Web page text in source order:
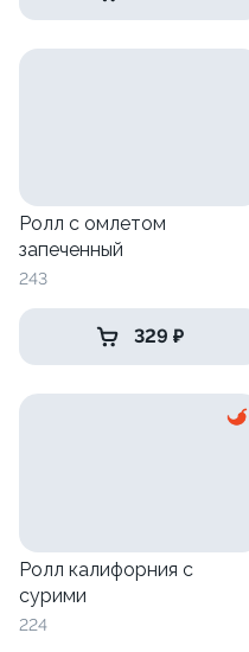
Ролл с омлетом
запеченный
243
329 ₽
Ролл калифорния с
сурими
224